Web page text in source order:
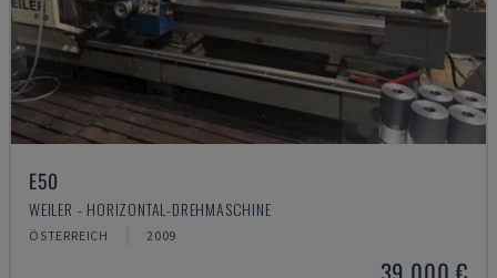
E50
WEILER - HORIZONTAL-DREHMASCHINE
ÖSTERREICH 2009